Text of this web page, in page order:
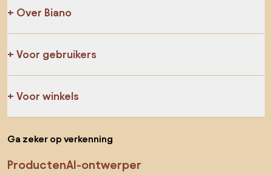
Over Biano
Voor gebruikers
Voor winkels
Ga zeker op verkenning
ProductenAI-ontwerper